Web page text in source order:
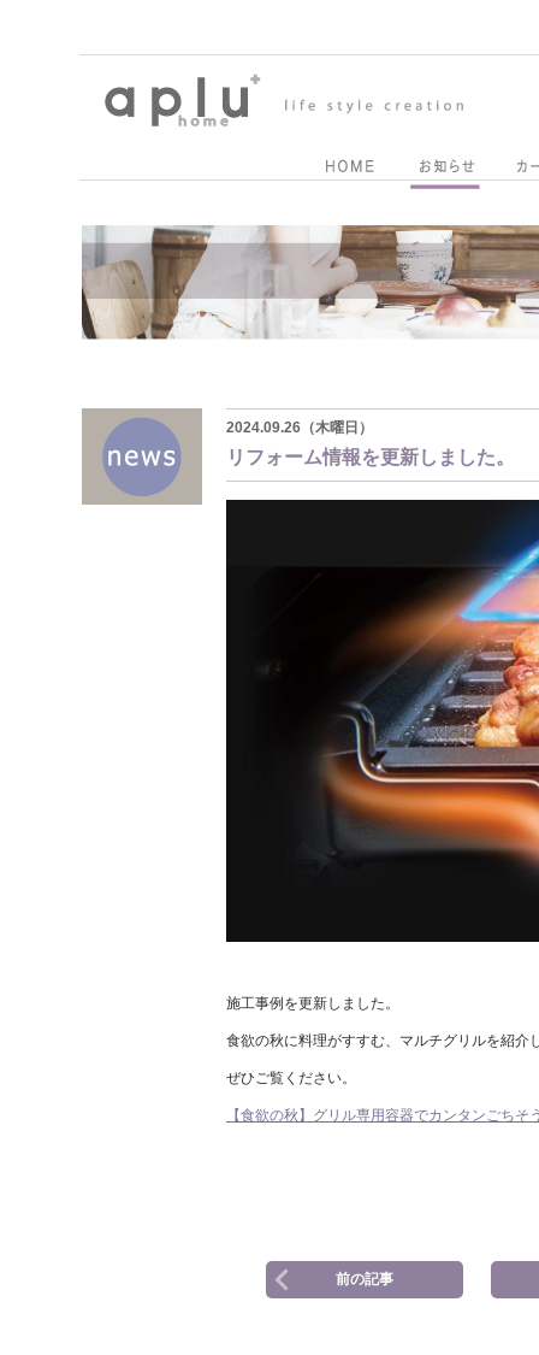
2024.09.26（木曜日）
リフォーム情報を更新しました。
施工事例を更新しました。
食欲の秋に料理がすすむ、マルチグリルを紹介
ぜひご覧ください。
【食欲の秋】グリル専用容器でカンタンごちそ
前の記事